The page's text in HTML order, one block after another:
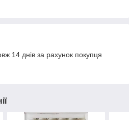
14 днів за рахунок покупця